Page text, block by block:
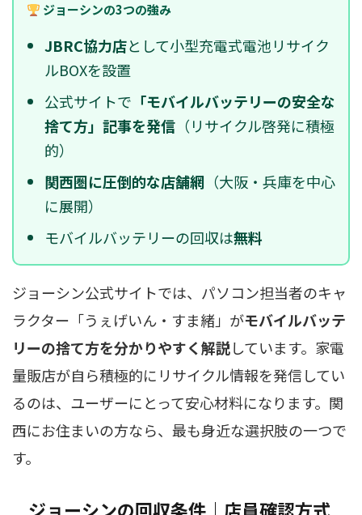
ジョーシンの3つの強み
JBRC協力店として小型充電式電池リサイク
ルBOXを設置
公式サイトで 「モバイルバッテリーの安全な
捨て方」記事を発信 （リサイクル啓発に積極
的）
関西圏に圧倒的な店舗網 （大阪・兵庫を中心
に展開）
モバイルバッテリーの回収は無料
ジョーシン公式サイトでは、パソコン担当者のキャ
ラクター「うぇげいん・すま緒」がモバイルバッテ
リーの捨て方を分かりやすく解説しています。家電
量販店が自ら積極的にリサイクル情報を発信してい
るのは、ユーザーにとって安心材料になります。関
西にお住まいの方なら、最も身近な選択肢の一つで
す。
ジョーシンの回収条件｜店員確認方式